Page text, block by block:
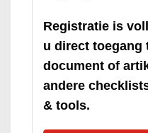
Registratie is
u direct toegang
document of
andere
& tools.